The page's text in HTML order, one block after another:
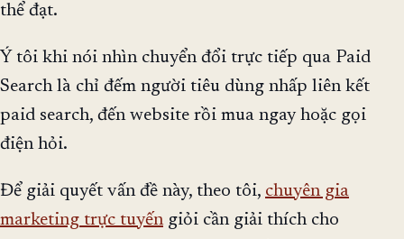
thể đạt.
Ý tôi khi nói nhìn chuyển đổi trực tiếp qua Paid
Search là chỉ đếm người tiêu dùng nhấp liên kết
paid search, đến website rồi mua ngay hoặc gọi
điện hỏi.
Để giải quyết vấn đề này, theo tôi, chuyên gia
marketing trực tuyếngiỏi cần giải thích cho